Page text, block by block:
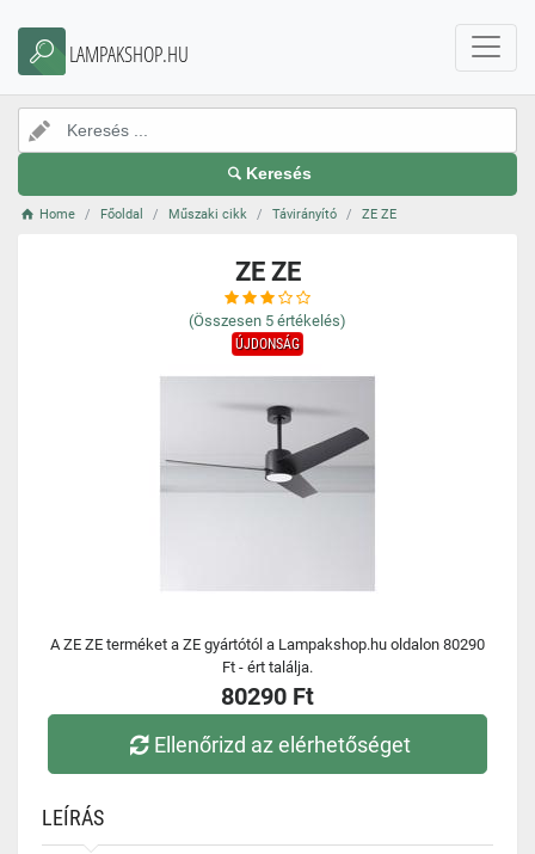
LAMPAKSHOP.HU
Keresés
Home Főoldal Műszaki cikk Távirányító ZE ZE
ZE ZE
(Összesen 5 értékelés)
ÚJDONSÁG
A ZE ZE terméket a ZE gyártótól a Lampakshop.hu oldalon 80290
Ft - ért találja.
80290 Ft
Ellenőrizd az elérhetőséget
LEÍRÁS